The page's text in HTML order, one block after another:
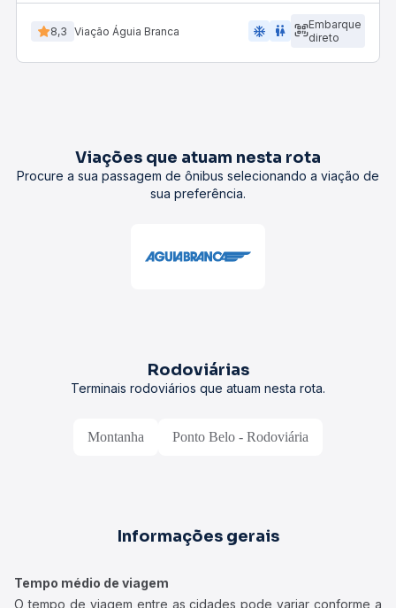
8,3 Viação Águia Branca ac_unit wc
Embarque
direto
Viações que atuam nesta rota
Procure a sua passagem de ônibus selecionando a viação de
sua preferência.
Rodoviárias
Terminais rodoviários que atuam nesta rota.
Montanha Ponto Belo - Rodoviária
Informações gerais
Tempo médio de viagem
O tempo de viagem entre as cidades pode variar conforme a